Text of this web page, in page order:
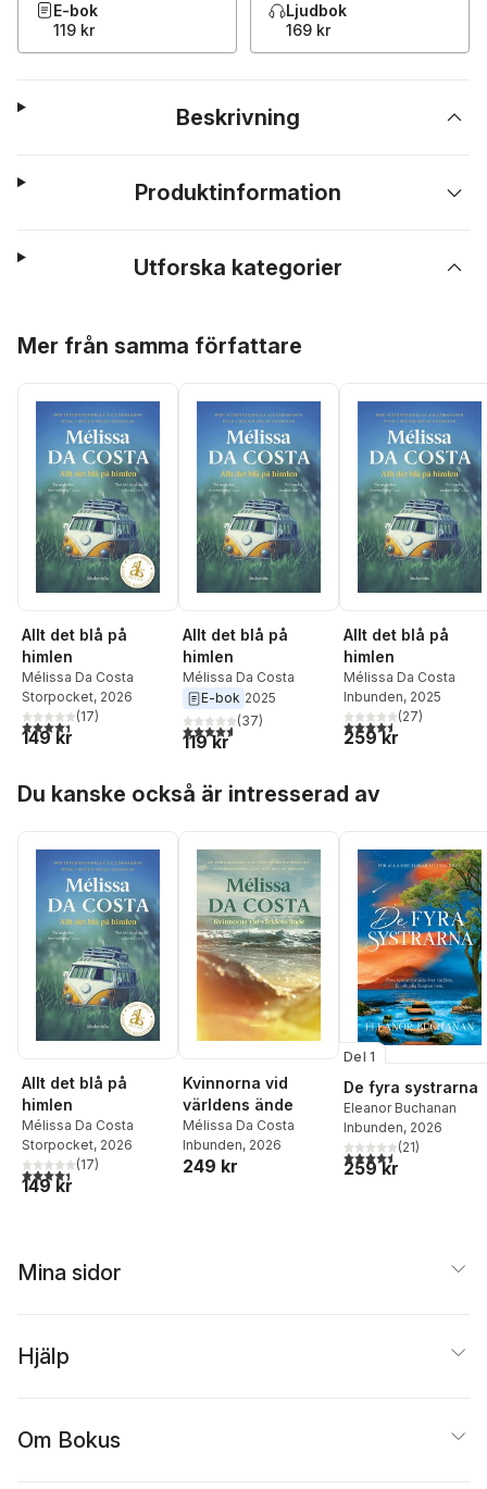
E-bok
119 kr
Ljudbok
169 kr
Beskrivning
Produktinformation
Utforska kategorier
Mer från samma författare
Allt det blå på
himlen
Mélissa Da Costa
Storpocket, 2026
4,4utav 5 stjärnor. Totalt antal röster:
(17)
149 kr
Allt det blå på
himlen
Mélissa Da Costa
E-bok 2025
4,6utav 5 stjärnor. Totalt antal röster:
(37)
119 kr
Allt det blå på
himlen
Mélissa Da Costa
Inbunden, 2025
4,5utav 5 stjärnor.
(27)
259 kr
Du kanske också är intresserad av
Allt det blå på
himlen
Mélissa Da Costa
Storpocket, 2026
4,4utav 5 stjärnor. Totalt antal röster:
(17)
149 kr
Kvinnorna vid
världens ände
Mélissa Da Costa
Inbunden, 2026
249 kr
Del 1
De fyra systrarna
Eleanor Buchanan
Inbunden, 2026
4,5utav 5 stjärnor.
(21)
259 kr
Mina sidor
Hjälp
Om Bokus